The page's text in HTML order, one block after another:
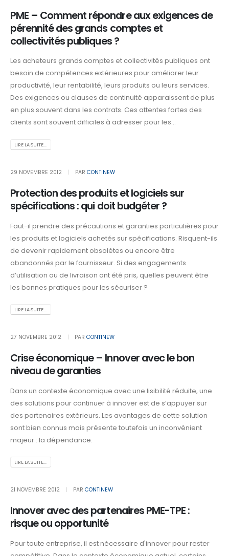
PME – Comment répondre aux exigences de
pérennité des grands comptes et
collectivités publiques ?
Les acheteurs grands comptes et collectivités publiques ont
besoin de compétences extérieures pour améliorer leur
productivité, leur rentabilité, leurs produits ou leurs services.
Des exigences ou clauses de continuité apparaissent de plus
en plus souvent dans les contrats. Ces attentes fortes des
clients sont souvent difficiles à adresser pour les...
LIRE LA SUITE...
29 NOVEMBRE 2012 PAR CONTINEW
Protection des produits et logiciels sur
spécifications : qui doit budgéter ?
Faut-il prendre des précautions et garanties particulières pour
les produits et logiciels achetés sur spécifications. Risquent-ils
de devenir rapidement obsolètes ou encore être
abandonnés par le fournisseur. Si des engagements
d’utilisation ou de livraison ont été pris, quelles peuvent être
les bonnes pratiques pour les sécuriser ?
LIRE LA SUITE...
27 NOVEMBRE 2012 PAR CONTINEW
Crise économique – Innover avec le bon
niveau de garanties
Dans un contexte économique avec une lisibilité réduite, une
des solutions pour continuer à innover est de s’appuyer sur
des partenaires extérieurs. Les avantages de cette solution
sont bien connus mais présente toutefois un inconvénient
majeur : la dépendance.
LIRE LA SUITE...
21 NOVEMBRE 2012 PAR CONTINEW
Innover avec des partenaires PME-TPE :
risque ou opportunité
Pour toute entreprise, il est nécessaire d'innover pour rester